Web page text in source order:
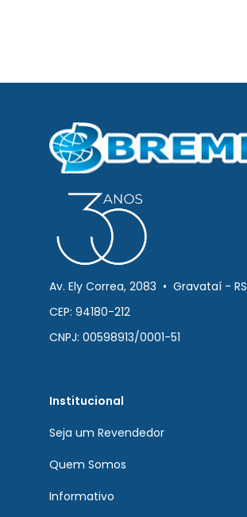
Av. Ely Correa, 2083 • Gravataí - RS
CEP: 94180-212
CNPJ: 00598913/0001-51
Institucional
Seja um Revendedor
Quem Somos
Informativo